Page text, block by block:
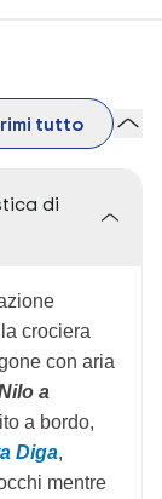
tutto
di
crociera
con aria
a
a bordo,
Diga,
mentre